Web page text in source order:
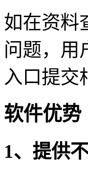
如在资料
问题，用
入口提交
软件优势
1、提供